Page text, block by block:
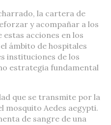
la cartera de
y acompañar a los
acciones en los
ámbito de hospitales
instituciones de los
estrategia fundamental
que se transmite por la
mosquito Aedes aegypti.
de sangre de una